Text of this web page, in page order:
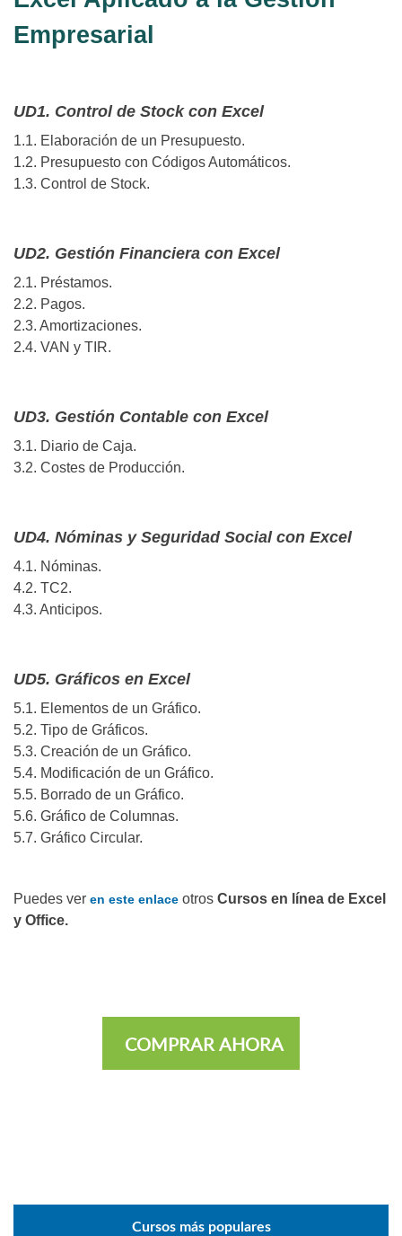
Empresarial
UD1. Control de Stock con Excel
1.1. Elaboración de un Presupuesto.
1.2. Presupuesto con Códigos Automáticos.
1.3. Control de Stock.
UD2. Gestión Financiera con Excel
2.1. Préstamos.
2.2. Pagos.
2.3. Amortizaciones.
2.4. VAN y TIR.
UD3. Gestión Contable con Excel
3.1. Diario de Caja.
3.2. Costes de Producción.
UD4. Nóminas y Seguridad Social con Excel
4.1. Nóminas.
4.2. TC2.
4.3. Anticipos.
UD5. Gráficos en Excel
5.1. Elementos de un Gráfico.
5.2. Tipo de Gráficos.
5.3. Creación de un Gráfico.
5.4. Modificación de un Gráfico.
5.5. Borrado de un Gráfico.
5.6. Gráfico de Columnas.
5.7. Gráfico Circular.
Puedes ver en este enlace otros Cursos en línea de Excel
y Office.
COMPRAR AHORA
Cursos más populares